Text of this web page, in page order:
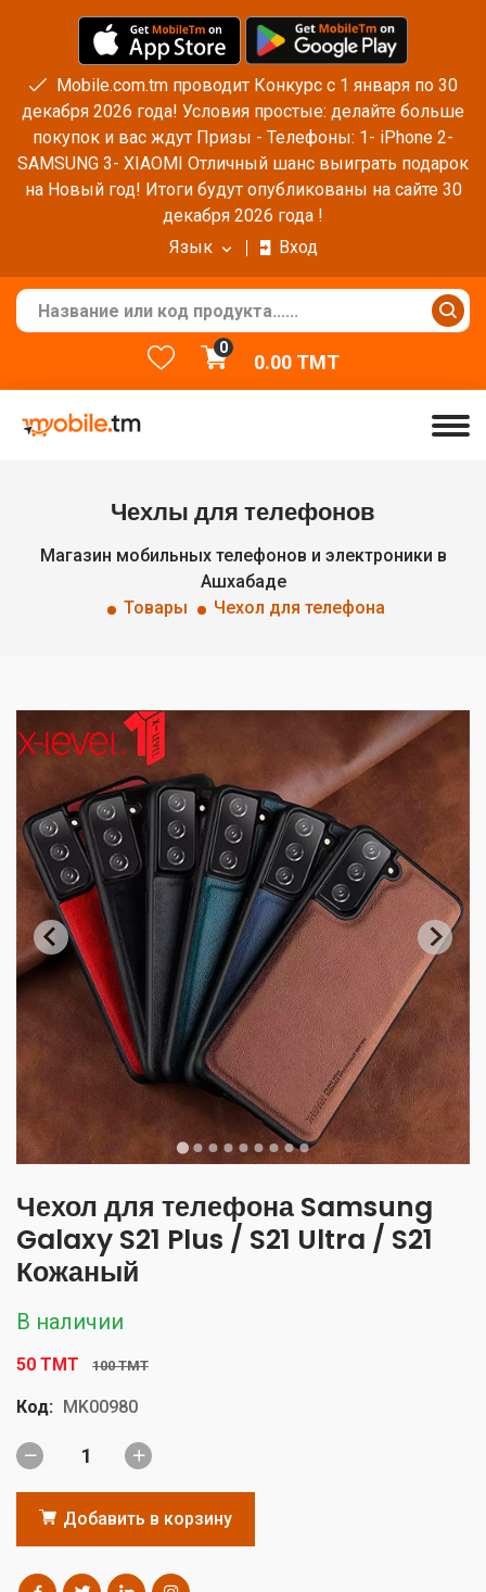
Mobile.com.tm проводит Конкурс с 1 января по 30
декабря 2026 года! Условия простые: делайте больше
покупок и вас ждут Призы - Телефоны: 1- iPhone 2-
SAMSUNG 3- XIAOMI Отличный шанс выиграть подарок
на Новый год! Итоги будут опубликованы на сайте 30
декабря 2026 года !
Язык
Вход
0
0.00TMT
Чехлы для телефонов
Магазин мобильных телефонов и электроники в
Ашхабаде
Товары
Чехол для телефона
Чехол для телефона Samsung
Galaxy S21 Plus / S21 Ultra / S21
Кожаный
В наличии
50 TMT 100 TMT
Код: MK00980
Добавить в корзину